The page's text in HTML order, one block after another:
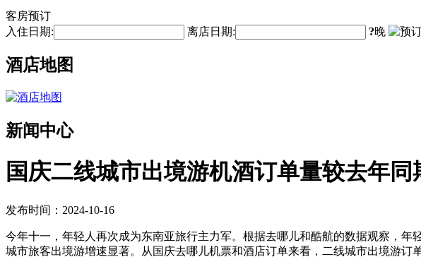
客房预订
入住日期:
离店日期: ?晚
酒店地图
新闻中心
国庆二线城市出境游机酒订单量较去年同
发布时间：2024-10-16
今年十一，年轻人再次成为东南亚旅行主力军。根据去哪儿和酷航的数据观察，
城市旅客出境游增速显著。从国庆去哪儿机票和酒店订单来看，二线城市出境游订